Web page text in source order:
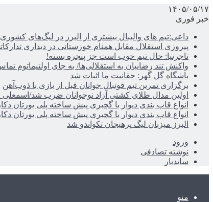
۱۴۰۵/۰۵/۱۷
خبر فوری
داعی:تیم های والیبال بیشتری از البرز در لیگ‌های
پیروزی استقلال مقابل همنام خوزستانی در دیداری
تاجرنیا: حال تیم خوب است جز پنجره بسته!
واکنش تند رضاییان به استقلالی‌ها/ به جای اولتیماتوم
باشگاه گل گهر: حقانیت ما اثبات شد
برگزاری تمرین تیم فوتبال جوانان قبل از بازی با ذوب‌آهن
اولین مدال طلای کشتی آزاد نوجوانان ضرب شد/اسمعلی
انواع قاب بندی دیوار با گچبری پیش ساخته پلی
انواع قاب بندی دیوار با گچبری پیش ساخته پلی
البرز میزبان لیگ پرهیجان تکواندو شد
ورود
نوشته تصادفی
سایدبار
منو